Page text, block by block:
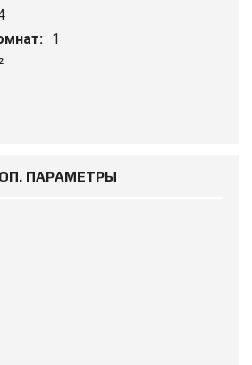
1
ПАРАМЕТРЫ